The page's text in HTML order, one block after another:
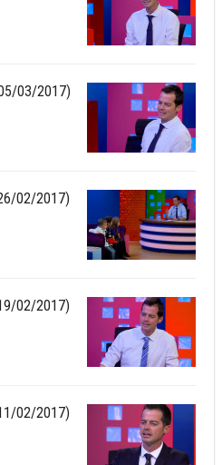
03/2017)
02/2017)
02/2017)
02/2017)